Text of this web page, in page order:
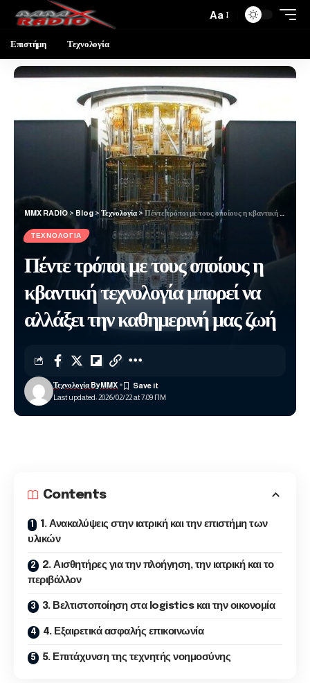
Aa
Επιστήμη Τεχνολογία
MMX RADIO> Blog > Τεχνολογία > Πέντε τρόποι με τους οποίους η κβαντική τεχνολογία μπορεί να αλλάξει την καθημερινή μας ζωή
ΤΕΧΝΟΛΟΓΊΑ
Πέντε τρόποι με τους οποίους η
κβαντική τεχνολογία μπορεί να
αλλάξει την καθημερινή μας ζωή
Last updated: 2026/02/22 at 7:09 ΠΜ
Τεχνολογία ByMMX
Contents
1. Ανακαλύψεις στην ιατρική και την επιστήμη των
υλικών
2. Αισθητήρες για την πλοήγηση, την ιατρική και το
περιβάλλον
3. Βελτιστοποίηση στα logistics και την οικονομία
4. Εξαιρετικά ασφαλής επικοινωνία
5. Επιτάχυνση της τεχνητής νοημοσύνης